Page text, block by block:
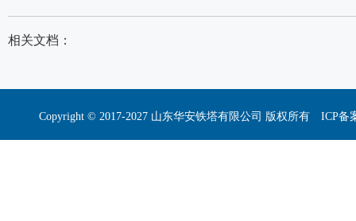
相关文档：
Copyright © 2017-2027 山东华安铁塔有限公司 版权所有 ICP